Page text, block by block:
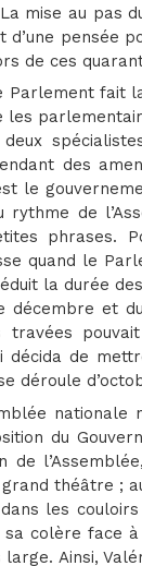
mise au pas
d’une pensée
de ces
Parlement fait
les
des
le
rythme de
phrases.
quand le
la durée
et
travées
décida de
déroule
nationale
du
théâtre ;
les
colère face
Ainsi,